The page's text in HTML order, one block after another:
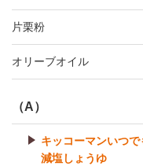
片栗粉
オリーブオイル
（A）
キッコーマンいつ
減塩しょうゆ